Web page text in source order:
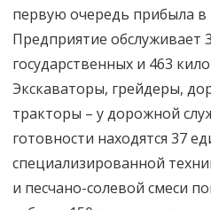
первую очередь прибыла
Предприятие обслуживает
государственных и 463
Экскаваторы, грейдеры,
тракторы – у дорожной
готовности находятся 37
специализированной
и песчано-солевой смеси